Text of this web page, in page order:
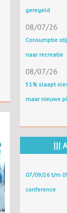
geregeld
08/07/26
Consumptie
naar recreatie
08/07/26
51% slaapt
maar nieuwe
|||
07/09/26 t/m
conference